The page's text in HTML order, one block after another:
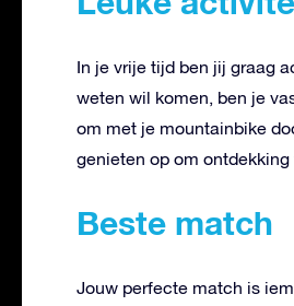
In je vrije tijd ben jij graag
weten wil komen, ben je
om met je mountainbike
genieten op om
Beste match
Jouw perfecte match is